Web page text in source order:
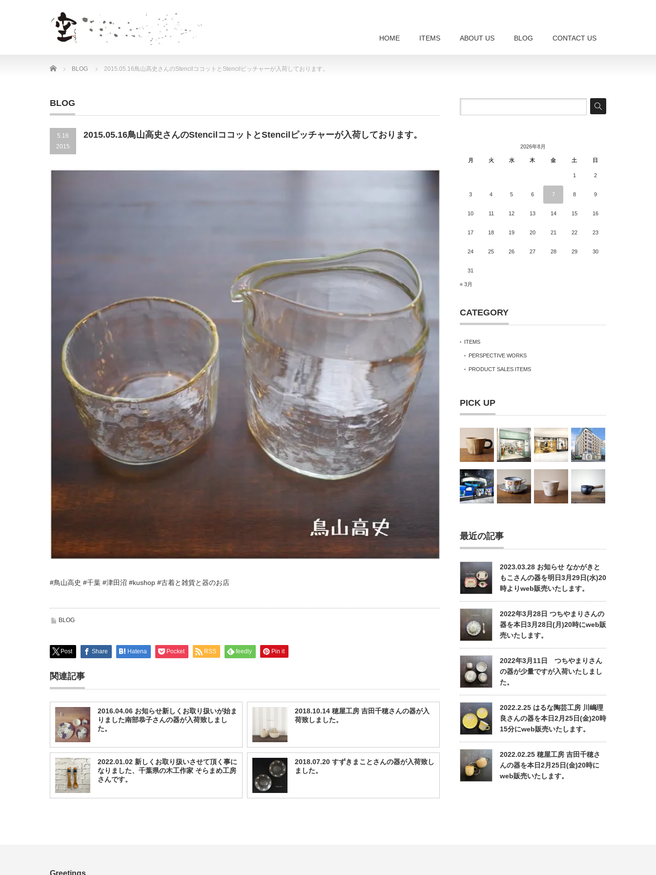
HOME ITEMS ABOUT US BLOG CONTACT US
Home BLOG 2015.05.16鳥山高史さんのStencilココットとStencilピッチャーが入荷しております。
BLOG
5.16
2015
2015.05.16鳥山高史さんのStencilココットとStencilピッチャーが入荷しております。
#鳥山高史 #千葉 #津田沼 #kushop #古着と雑貨と器のお店
BLOG
Post Share Hatena Pocket RSS feedly Pin it
関連記事
2016.04.06 お知らせ新しくお取り扱いが始ま
りました南部恭子さんの器が入荷致しまし
た。
2018.10.14 穂屋工房 吉田千穂さんの器が入
荷致しました。
2022.01.02 新しくお取り扱いさせて頂く事に
なりました、千葉県の木工作家 そらまめ工房
さんです。
2018.07.20 すずきまことさんの器が入荷致し
ました。
2026年8月
月 火 水 木 金 土 日
1 2
3 4 5 6 7 8 9
10 11 12 13 14 15 16
17 18 19 20 21 22 23
24 25 26 27 28 29 30
31
« 3月
CATEGORY
ITEMS
PERSPECTIVE WORKS
PRODUCT SALES ITEMS
PICK UP
最近の記事
2023.03.28 お知らせ なかがきと
もこさんの器を明日3月29日(水)20
時よりweb販売いたします。
2022年3月28日 つちやまりさんの
器を本日3月28日(月)20時にweb販
売いたします。
2022年3月11日 つちやまりさん
の器が少量ですが入荷いたしまし
た。
2022.2.25 はるな陶芸工房 川嶋理
良さんの器を本日2月25日(金)20時
15分にweb販売いたします。
2022.02.25 穂屋工房 吉田千穂さ
んの器を本日2月25日(金)20時に
web販売いたします。
Greetings